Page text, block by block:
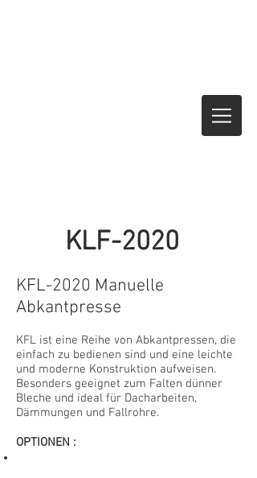
KLF-2020
KFL-2020 Manuelle
Abkantpresse
KFL ist eine Reihe von Abkantpressen, die
einfach zu bedienen sind und eine leichte
und moderne Konstruktion aufweisen.
Besonders geeignet zum Falten dünner
Bleche und ideal für Dacharbeiten,
Dämmungen und Fallrohre.
OPTIONEN :